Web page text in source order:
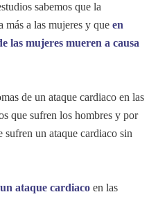
sabemos que la
más a las mujeres y que en
las mujeres mueren a causa
de un ataque cardiaco en las
que sufren los hombres y por
un ataque cardiaco sin
ataque cardiaco en las